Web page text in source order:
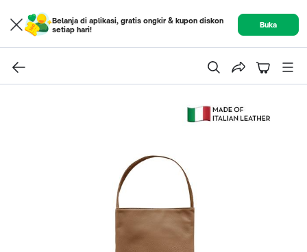
Belanja di aplikasi, gratis ongkir & kupon diskon
setiap hari!
Buka